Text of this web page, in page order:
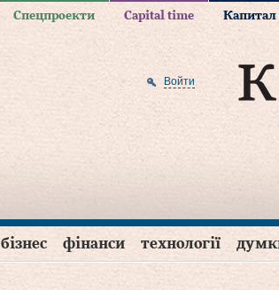
Спецпроекти Capital time Капитал
Войти
бізнес фінанси технології